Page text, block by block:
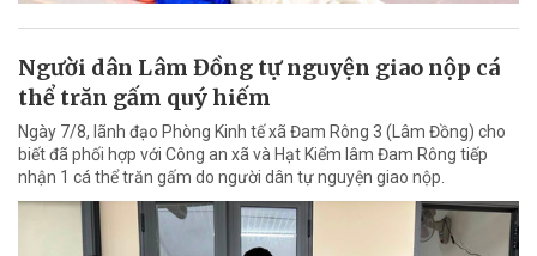
Người dân Lâm Đồng tự nguyện giao nộp cá
thể trăn gấm quý hiếm
Ngày 7/8, lãnh đạo Phòng Kinh tế xã Đam Rông 3 (Lâm Đồng) cho
biết đã phối hợp với Công an xã và Hạt Kiểm lâm Đam Rông tiếp
nhận 1 cá thể trăn gấm do người dân tự nguyện giao nộp.